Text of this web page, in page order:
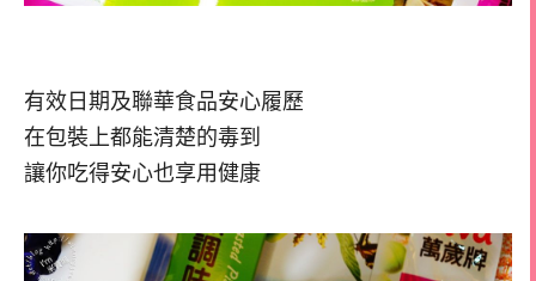
有效日期及聯華食品安心履歷
在包裝上都能清楚的毒到
讓你吃得安心也享用健康